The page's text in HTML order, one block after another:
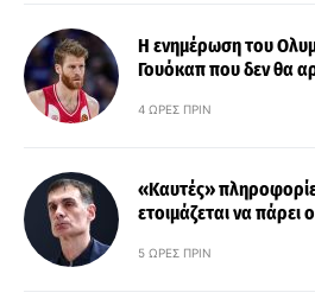
Η ενημέρωση του
Γουόκαπ που δεν θα
4 ΏΡΕΣ ΠΡΙΝ
«Καυτές»
ετοιμάζεται να
5 ΏΡΕΣ ΠΡΙΝ